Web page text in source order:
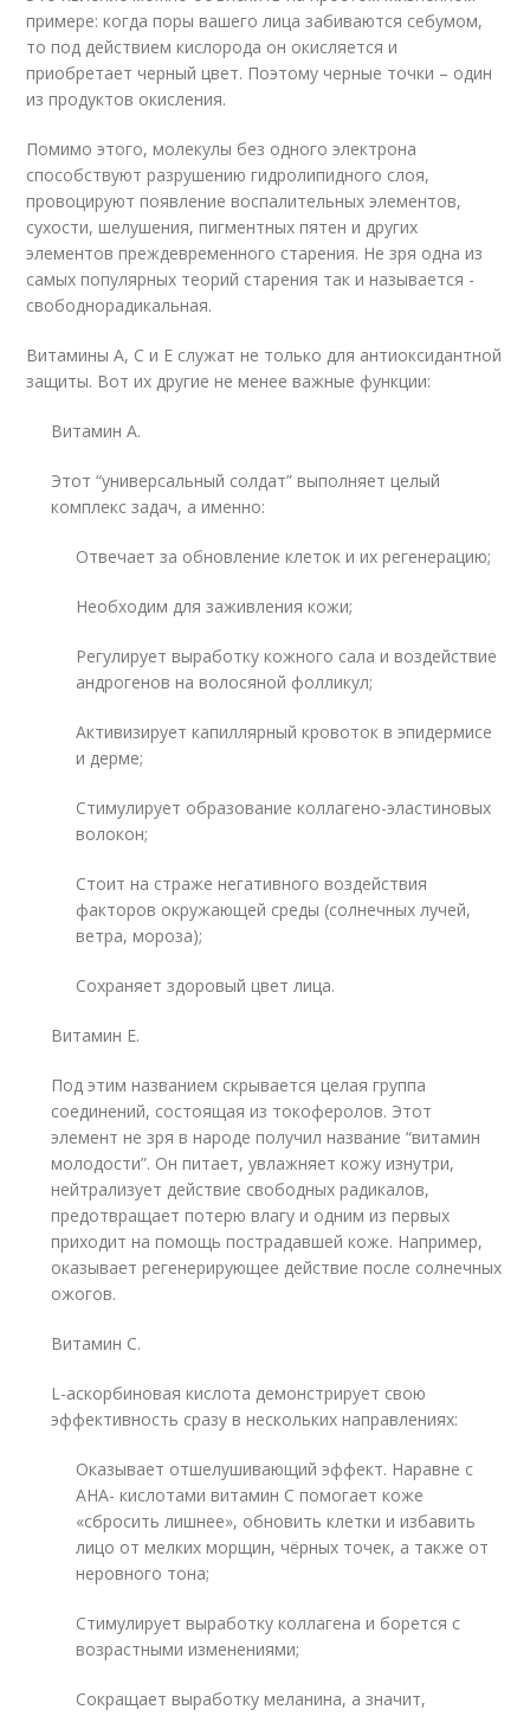
примере: когда поры вашего лица забиваются себумом,
то под действием кислорода он окисляется и
приобретает черный цвет. Поэтому черные точки – один
из продуктов окисления.
Помимо этого, молекулы без одного электрона
способствуют разрушению гидролипидного слоя,
провоцируют появление воспалительных элементов,
сухости, шелушения, пигментных пятен и других
элементов преждевременного старения. Не зря одна из
самых популярных теорий старения так и называется -
свободнорадикальная.
Витамины А, С и Е служат не только для антиоксидантной
защиты. Вот их другие не менее важные функции:
Витамин А.
Этот “универсальный солдат” выполняет целый
комплекс задач, а именно:
Отвечает за обновление клеток и их регенерацию;
Необходим для заживления кожи;
Регулирует выработку кожного сала и воздействие
андрогенов на волосяной фолликул;
Активизирует капиллярный кровоток в эпидермисе
и дерме;
Стимулирует образование коллагено-эластиновых
волокон;
Стоит на страже негативного воздействия
факторов окружающей среды (солнечных лучей,
ветра, мороза);
Сохраняет здоровый цвет лица.
Витамин Е.
Под этим названием скрывается целая группа
соединений, состоящая из токоферолов. Этот
элемент не зря в народе получил название “витамин
молодости”. Он питает, увлажняет кожу изнутри,
нейтрализует действие свободных радикалов,
предотвращает потерю влагу и одним из первых
приходит на помощь пострадавшей коже. Например,
оказывает регенерирующее действие после солнечных
ожогов.
Витамин С.
L-аскорбиновая кислота демонстрирует свою
эффективность сразу в нескольких направлениях:
Оказывает отшелушивающий эффект. Наравне с
АНА- кислотами витамин С помогает коже
«сбросить лишнее», обновить клетки и избавить
лицо от мелких морщин, чёрных точек, а также от
неровного тона;
Стимулирует выработку коллагена и борется с
возрастными изменениями;
Сокращает выработку меланина, а значит,